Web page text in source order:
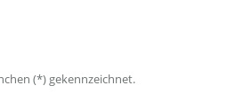
(*) gekennzeichnet.